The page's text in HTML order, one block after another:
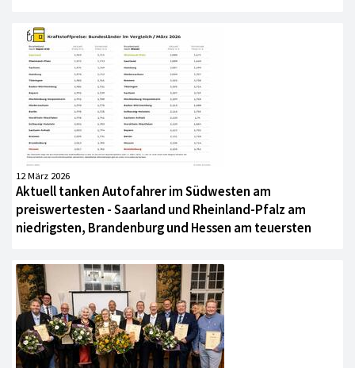
12 März 2026
Aktuell tanken Autofahrer im Südwesten am
preiswertesten - Saarland und Rheinland-Pfalz am
niedrigsten, Brandenburg und Hessen am teuersten